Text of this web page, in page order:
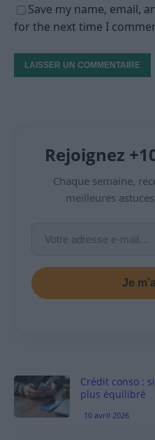
Save my name, email,
for the next time I
Rejoignez
Chaque semaine,
meilleures
Je
Crédit conso :
plus équilibré
10 avril 2026